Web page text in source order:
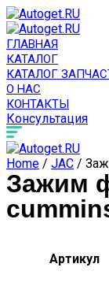
ГЛАВНАЯ
КАТАЛОГ
КАТАЛОГ
О НАС
КОНТАКТЫ
Консультация
Home / JAC /
Зажим
Артикул